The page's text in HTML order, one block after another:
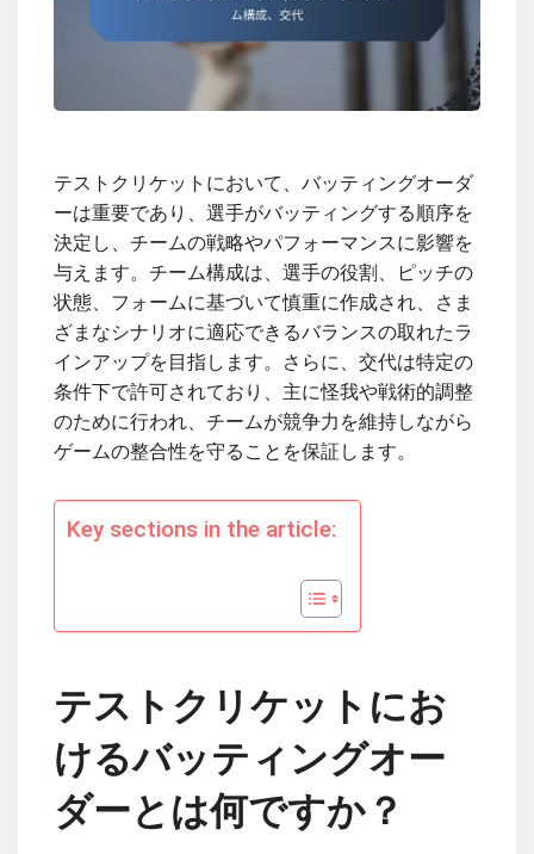
テストクリケットにおいて、バッティングオーダ
ーは重要であり、選手がバッティングする順序を
決定し、チームの戦略やパフォーマンスに影響を
与えます。チーム構成は、選手の役割、ピッチの
状態、フォームに基づいて慎重に作成され、さま
ざまなシナリオに適応できるバランスの取れたラ
インアップを目指します。さらに、交代は特定の
条件下で許可されており、主に怪我や戦術的調整
のために行われ、チームが競争力を維持しながら
ゲームの整合性を守ることを保証します。
Key sections in the article:
テストクリケットにお
けるバッティングオー
ダーとは何ですか？